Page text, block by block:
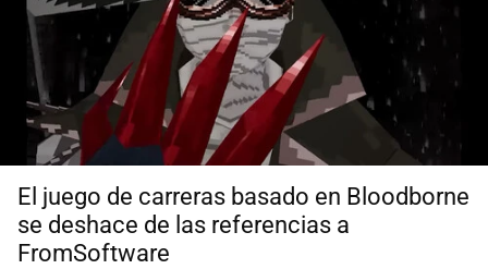
El juego de carreras basado en Bloodborne
se deshace de las referencias a
FromSoftware